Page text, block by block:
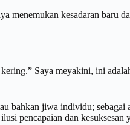
menemukan kesadaran baru
Saya meyakini, ini
bahkan jiwa individu; sebagai
pencapaian dan kesuksesan